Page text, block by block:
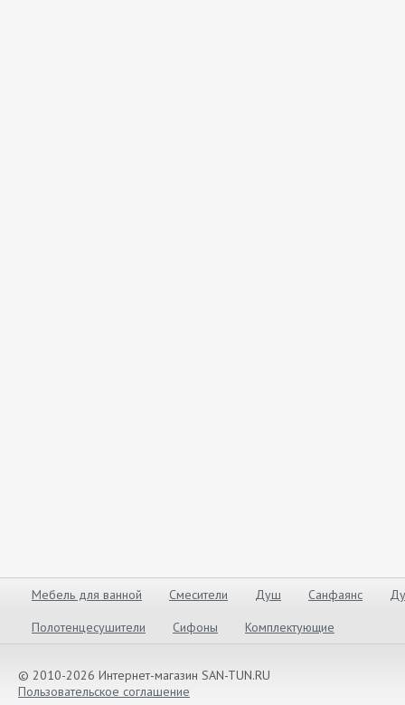
Мебель для ванной Смесители Душ Санфаянс
Полотенцесушители
Сифоны Комплектующие
© 2010-2026 Интернет-магазин SAN-TUN.RU
Пользовательское соглашение